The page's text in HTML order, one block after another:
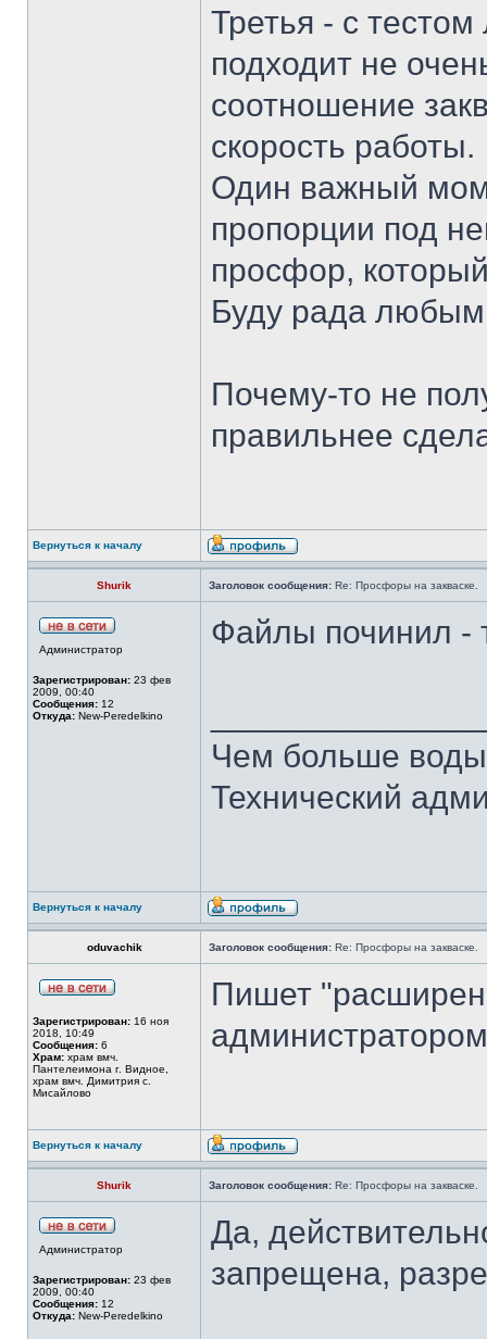
Третья - с тестом
подходит не
соотношение
скорость работы.
Один важный
пропорции под
просфор,
Буду рада
Почему-то не
правильнее
Вернуться к началу
Shurik Заголовок сообщения: Re: Просфоры на закваске.
Администратор
Зарегистрирован: 23 фев
2009, 00:40
Сообщения: 12
Откуда: New-Peredelkino
Файлы починил -
Чем больше
Технический
Вернуться к началу
oduvachik Заголовок сообщения: Re: Просфоры на закваске.
Зарегистрирован: 16 ноя
2018, 10:49
Сообщения: 6
Храм: храм вмч.
Пантелеимона г. Видное,
храм вмч. Димитрия с.
Мисайлово
Пишет
Вернуться к началу
Shurik Заголовок сообщения: Re: Просфоры на закваске.
Администратор
Зарегистрирован: 23 фев
2009, 00:40
Сообщения: 12
Откуда: New-Peredelkino
Да,
запрещена,